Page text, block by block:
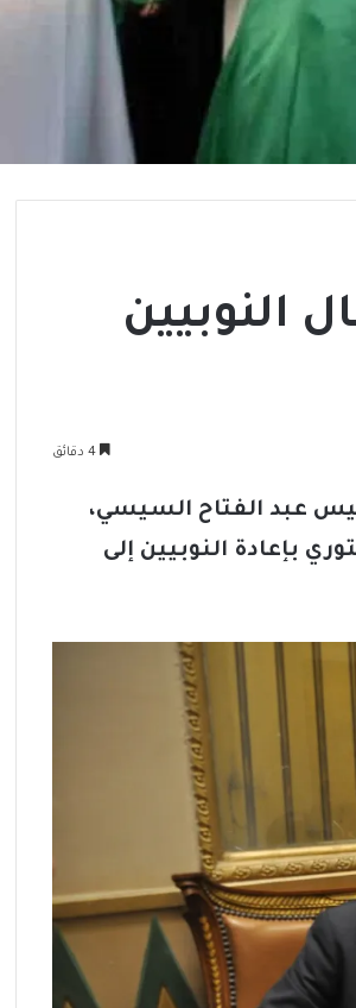
النوبيين
عبد الفتاح السيسي،
بإعادة النوبيين إلى